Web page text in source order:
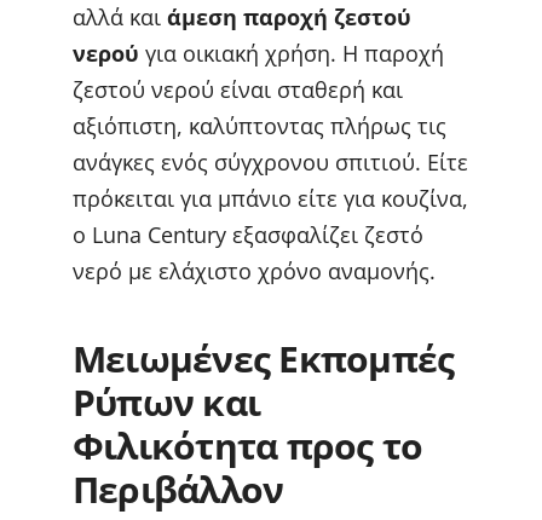
αλλά και άμεση παροχή ζεστού
νερού για οικιακή χρήση. Η παροχή
ζεστού νερού είναι σταθερή και
αξιόπιστη, καλύπτοντας πλήρως τις
ανάγκες ενός σύγχρονου σπιτιού. Είτε
πρόκειται για μπάνιο είτε για κουζίνα,
ο Luna Century εξασφαλίζει ζεστό
νερό με ελάχιστο χρόνο αναμονής.
Μειωμένες Εκπομπές
Ρύπων και
Φιλικότητα προς το
Περιβάλλον